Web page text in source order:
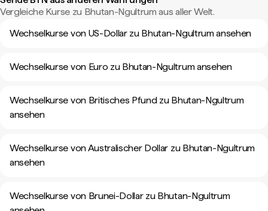
Vergleiche Kurse zu Bhutan-Ngultrum aus aller Welt.
Wechselkurse von US-Dollar zu Bhutan-Ngultrum ansehen
Wechselkurse von Euro zu Bhutan-Ngultrum ansehen
Wechselkurse von Britisches Pfund zu Bhutan-Ngultrum
ansehen
Wechselkurse von Australischer Dollar zu Bhutan-Ngultrum
ansehen
Wechselkurse von Brunei-Dollar zu Bhutan-Ngultrum